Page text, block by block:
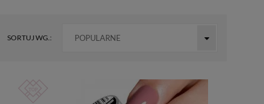
SORTUJ WG.: POPULARNE